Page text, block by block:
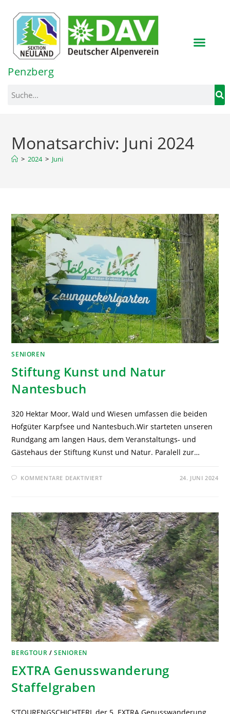
springen
Penzberg
Monatsarchiv: Juni 2024
> 2024 > Juni
SENIOREN
Stiftung Kunst und Natur
Nantesbuch
320 Hektar Moor, Wald und Wiesen umfassen die beiden
Hofgüter Karpfsee und Nantesbuch.Wir starteten unseren
Rundgang am langen Haus, dem Veranstaltungs- und
Gästehaus der Stiftung Kunst und Natur. Paralell zur…
KOMMENTARE DEAKTIVIERT 24. JUNI 2024
BERGTOUR /SENIOREN
EXTRA Genusswanderung
Staffelgraben